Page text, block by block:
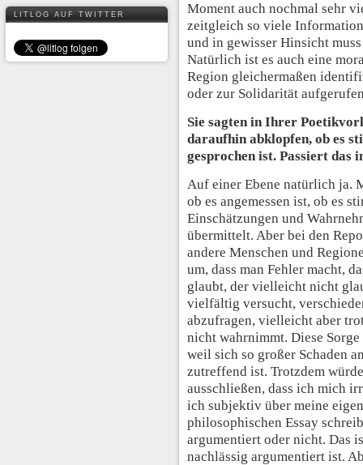
Moment auch nochmal sehr
zeitgleich so viele
und in gewisser Hinsicht
Natürlich ist es auch eine
Region gleichermaßen
oder zur Solidarität
Sie sagten in Ihrer
daraufhin abklopfen, ob es
gesprochen ist. Passiert das
Auf einer Ebene natürlich ja.
ob es angemessen ist, ob es
Einschätzungen und
übermittelt. Aber bei den
andere Menschen und
um, dass man Fehler macht,
glaubt, der vielleicht nicht
vielfältig versucht,
abzufragen, vielleicht aber
nicht wahrnimmt. Diese
weil sich so großer Schaden
zutreffend ist. Trotzdem
ausschließen, dass ich mich
ich subjektiv über meine
philosophischen Essay
argumentiert oder nicht. Das
nachlässig argumentiert ist.
LITLOG AUF TWITTER